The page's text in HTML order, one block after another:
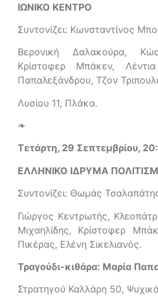
ΙΩΝΙΚΟ ΚΕΝΤΡΟ
Συντονίζει: Κωνσταντίνος
Βερονική Δαλακούρα,
Κρίστοφερ Μπάκεν,
Παπαλεξάνδρου, Τζον
Λυσίου 11, Πλάκα.
❧
Τετάρτη, 29 Σεπτεμβρίου,
ΕΛΛΗΝΙΚΟ ΙΔΡΥΜΑ
Συντονίζει: Θωμάς
Γιώργος Κεντρωτής,
Μιχαηλίδης, Κρίστοφερ
Πικέρας, Ελένη Σικελιανός.
Τραγούδι-κιθάρα: Μαρία
Στρατηγού Καλλάρη 50,